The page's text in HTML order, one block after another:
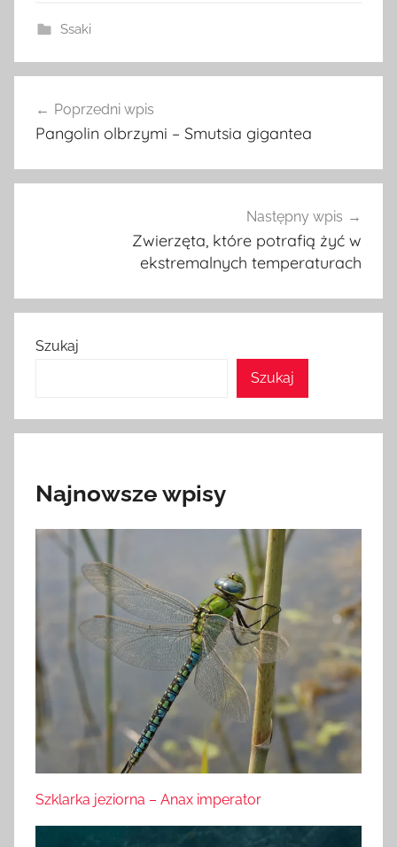
Ssaki
wpisu
Poprzedni wpis
Pangolin olbrzymi – Smutsia gigantea
Następny wpis
Zwierzęta, które potrafią żyć w
ekstremalnych temperaturach
Szukaj
Szukaj
Najnowsze wpisy
Szklarka jeziorna – Anax imperator